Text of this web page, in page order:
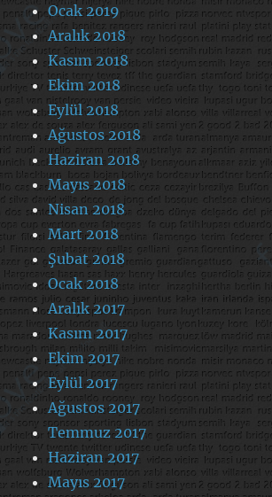
Ocak 2019
Aralık 2018
Kasım 2018
Ekim 2018
Eylül 2018
Ağustos 2018
Haziran 2018
Mayıs 2018
Nisan 2018
Mart 2018
Şubat 2018
Ocak 2018
Aralık 2017
Kasım 2017
Ekim 2017
Eylül 2017
Ağustos 2017
Temmuz 2017
Haziran 2017
Mayıs 2017